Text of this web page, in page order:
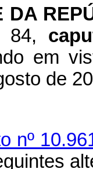
DA
84,
em
de
nº